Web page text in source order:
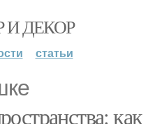
И ДЕКОР
статьи
как